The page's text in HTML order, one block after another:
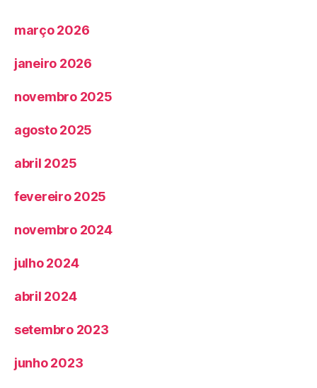
março 2026
janeiro 2026
novembro 2025
agosto 2025
abril 2025
fevereiro 2025
novembro 2024
julho 2024
abril 2024
setembro 2023
junho 2023